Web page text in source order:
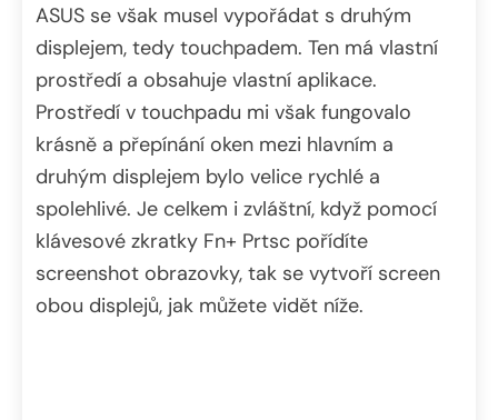
ASUS se však musel vypořádat s druhým
displejem, tedy touchpadem. Ten má vlastní
prostředí a obsahuje vlastní aplikace.
Prostředí v touchpadu mi však fungovalo
krásně a přepínání oken mezi hlavním a
druhým displejem bylo velice rychlé a
spolehlivé. Je celkem i zvláštní, když pomocí
klávesové zkratky Fn+ Prtsc pořídíte
screenshot obrazovky, tak se vytvoří screen
obou displejů, jak můžete vidět níže.